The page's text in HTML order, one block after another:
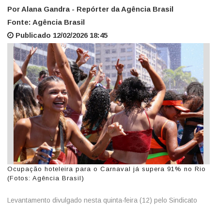
Por Alana Gandra - Repórter da Agência Brasil
Fonte: Agência Brasil
Publicado 12/02/2026 18:45
Ocupação hoteleira para o Carnaval já supera 91% no Rio
(Fotos: Agência Brasil)
Levantamento divulgado nesta quinta-feira (12) pelo Sindicato